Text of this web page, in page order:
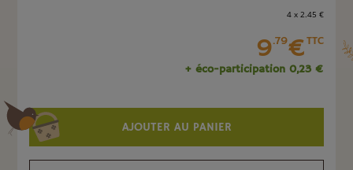
4 x 2.45 €
9.79€TTC
+ éco-participation 0,23 €
AJOUTER AU PANIER